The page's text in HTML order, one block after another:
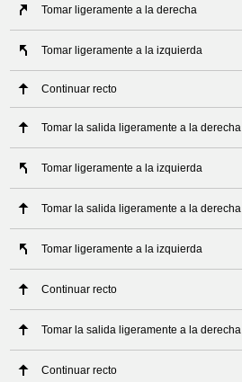
Tomar ligeramente a la derecha
Tomar ligeramente a la izquierda
Continuar recto
Tomar la salida ligeramente a la derecha
Tomar ligeramente a la izquierda
Tomar la salida ligeramente a la derecha
Tomar ligeramente a la izquierda
Continuar recto
Tomar la salida ligeramente a la derecha
Continuar recto